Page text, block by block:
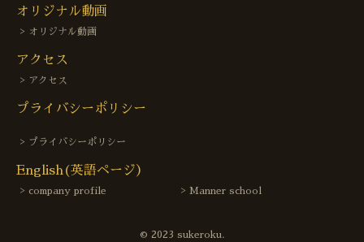
オリジナル動画
オリジナル動画
アクセス
アクセス
プライバシーポリシー
プライバシーポリシー
English(英語ページ）
company profile Manner school
© 2023 sukeroku.